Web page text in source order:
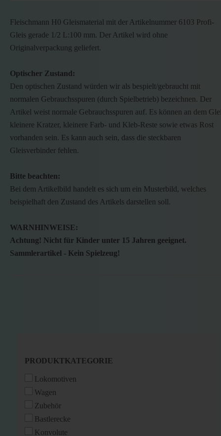
Fleischmann H0 Gleismaterial mit der Artikelnummer 6103 Profi-
Gleis gerade 1/2 L:100 mm. Der Artikel wird ohne
Originalverpackung geliefert.
Optischer Zustand:
Den optischen Zustand würden wir als bespielt/gebraucht mit
normalen Gebrauchsspuren (durch Spielbetrieb) bezeichnen. Der
Artikel weist normale Gebrauchsspuren auf. Es können an dem
kleinere Kratzer, kleinere Farb- und Kleb-Reste sowie etwas Rost
vorhanden sein. Es kann auch sein, dass die steckbaren
Gleisverbinder fehlen.
Bitte beachten:
Bei dem Artikelbild handelt es sich um ein Musterbild, welches
beispielhaft den Zustand des Artikels darstellen soll.
WARNHINWEISE:
Achtung! Nicht für Kinder unter 15 Jahren geeignet.
Sammlerartikel - Kein Spielzeug!
PRODUKTKATEGORIE
PRODUKTKATEGORIE
Lokomotiven
Wagen
Zubehör
Bastlerecke
Konvolute